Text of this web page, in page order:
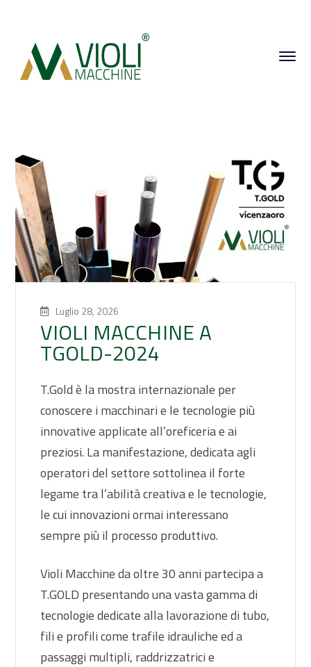
Luglio 28, 2026
VIOLI MACCHINE A
TGOLD-2024
T.Gold è la mostra internazionale per
conoscere i macchinari e le tecnologie più
innovative applicate all’oreficeria e ai
preziosi. La manifestazione, dedicata agli
operatori del settore sottolinea il forte
legame tra l’abilità creativa e le tecnologie,
le cui innovazioni ormai interessano
sempre più il processo produttivo.
Violi Macchine da oltre 30 anni partecipa a
T.GOLD presentando una vasta gamma di
tecnologie dedicate alla lavorazione di tubo,
fili e profili come trafile idrauliche ed a
passaggi multipli, raddrizzatrici e